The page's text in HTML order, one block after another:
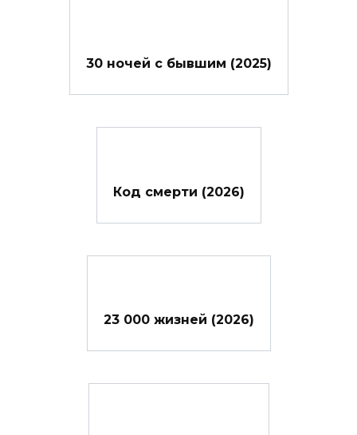
30 ночей с бывшим (2025)
Код смерти (2026)
23 000 жизней (2026)